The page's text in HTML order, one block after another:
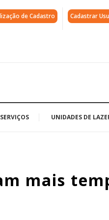
de Cadastro Cadastrar
SERVIÇOS UNIDADES DE
mais